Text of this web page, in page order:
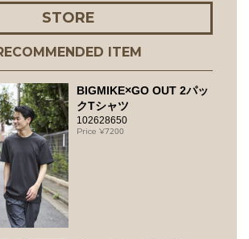
STORE
ITEM
BIGMIKE×GO OUT 2パッ
クTシャツ
102628650
7200